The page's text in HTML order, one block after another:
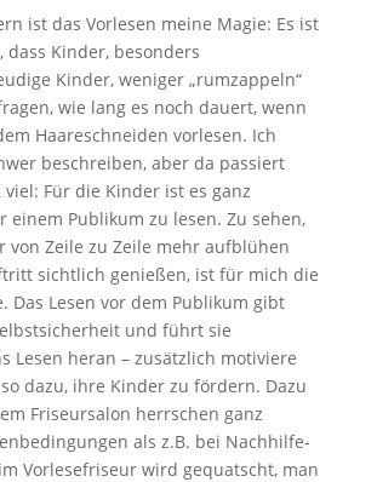
ist das Vorlesen meine Magie: Es ist
dass Kinder, besonders
Kinder, weniger „rumzappeln“
wie lang es noch dauert, wenn
Haareschneiden vorlesen. Ich
beschreiben, aber da passiert
Für die Kinder ist es ganz
einem Publikum zu lesen. Zu sehen,
von Zeile zu Zeile mehr aufblühen
sichtlich genießen, ist für mich die
Das Lesen vor dem Publikum gibt
und führt sie
Lesen heran – zusätzlich motiviere
dazu, ihre Kinder zu fördern. Dazu
Friseursalon herrschen ganz
als z.B. bei Nachhilfe-
Vorlesefriseur wird gequatscht, man